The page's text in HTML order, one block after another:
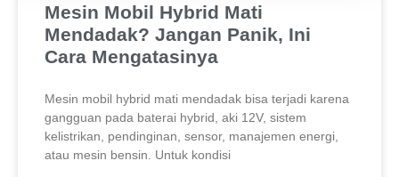
Mesin Mobil Hybrid Mati
Mendadak? Jangan Panik, Ini
Cara Mengatasinya
Mesin mobil hybrid mati mendadak bisa terjadi karena
gangguan pada baterai hybrid, aki 12V, sistem
kelistrikan, pendinginan, sensor, manajemen energi,
atau mesin bensin. Untuk kondisi